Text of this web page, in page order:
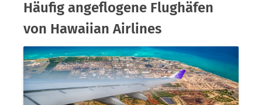
Häufig angeflogene Flughäfen
von Hawaiian Airlines